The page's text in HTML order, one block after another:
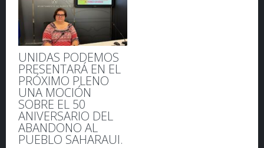
UNIDAS PODEMOS
PRESENTARÁ EN EL
PRÓXIMO PLENO
UNA MOCIÓN
SOBRE EL 50
ANIVERSARIO DEL
ABANDONO AL
PUEBLO SAHARAUI.